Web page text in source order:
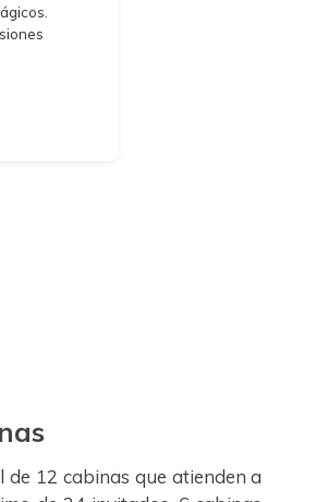
de 12 cabinas que atienden a